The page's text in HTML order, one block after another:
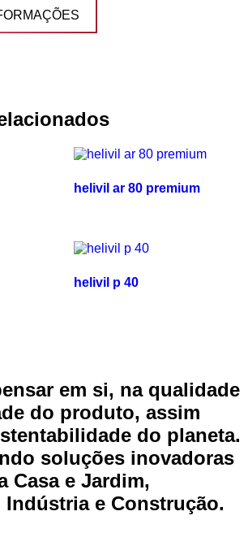
helivil ar 80 premium
helivil p 40
em si, na qualidade
do produto, assim
do planeta.
soluções inovadoras
Casa e Jardim,
e Construção.